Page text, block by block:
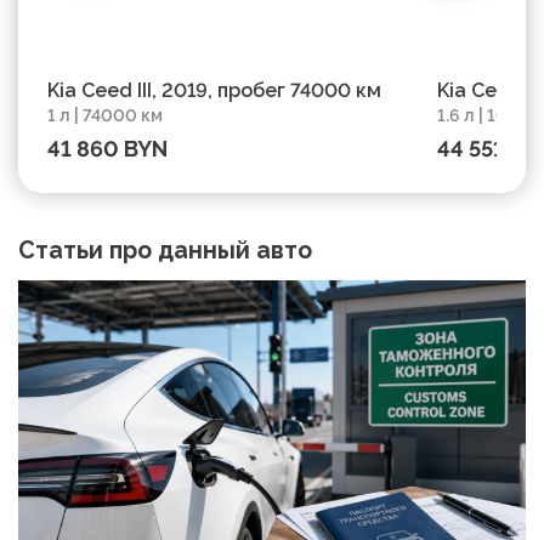
Kia Ceed III, 2019, пробег 74000 км
1 л | 74000 км
41 860 BYN
Kia Ceed
1.6 л |
44 551
Статьи про данный авто